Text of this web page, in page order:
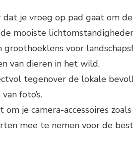
dat je vroeg op pad gaat om
mooiste
groothoeklens voor
van dieren in het wild.
tegenover de lokale
foto’s.
om je camera-accessoires
mee te nemen voor de